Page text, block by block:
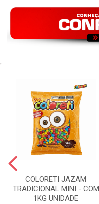
COLORETI JAZAM
TRADICIONAL MINI - COM
1KG UNIDADE